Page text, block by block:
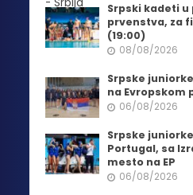
Srpski kadeti
prvenstva, za
(19:00)
08/08/2026
Srpske
na Evropskom
06/08/2026
Srpske
Portugal, sa
mesto na EP
06/08/2026